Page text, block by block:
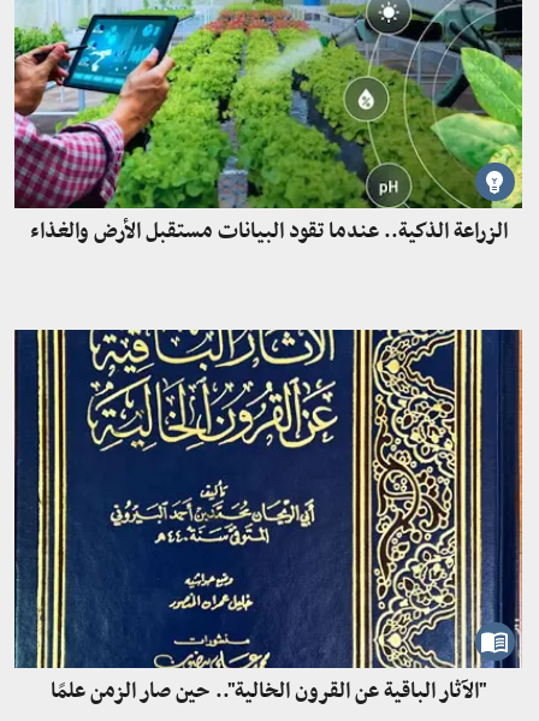
الزراعة الذكية.. عندما تقود البيانات مستقبل الأرض والغذاء
"الآثار الباقية عن القرون الخالية".. حين صار الزمن علمًا